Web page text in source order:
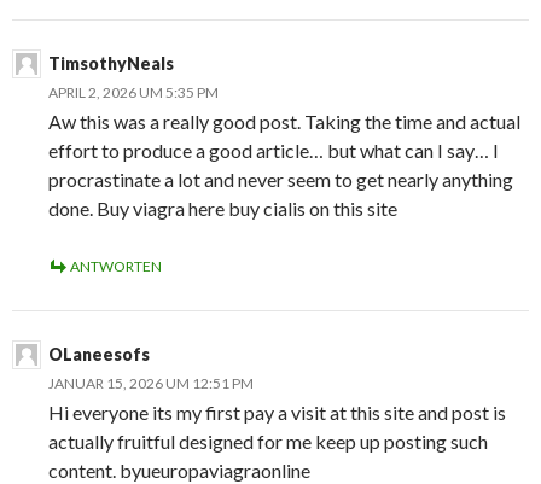
TimsothyNeals
APRIL 2, 2026 UM 5:35 PM
Aw this was a really good post. Taking the time and actual
effort to produce a good article… but what can I say… I
procrastinate a lot and never seem to get nearly anything
done. Buy viagra here buy cialis on this site
ANTWORTEN
OLaneesofs
JANUAR 15, 2026 UM 12:51 PM
Hi everyone its my first pay a visit at this site and post is
actually fruitful designed for me keep up posting such
content. byueuropaviagraonline